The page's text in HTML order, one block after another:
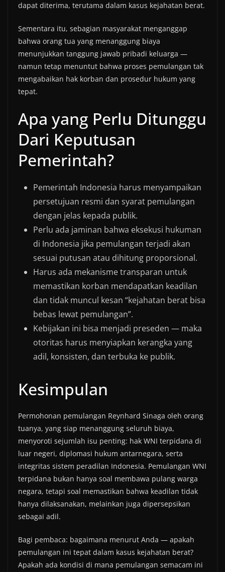
dapat diterima, terutama dalam kasus kejahatan berat.
Sementara itu, sebagian masyarakat menganggap
bahwa orang tua yang menanggung biaya
menunjukkan tanggung jawab pribadi keluarga —
namun tetap menuntut bahwa proses pemulangan tak
mengabaikan hak korban dan prosedur hukum yang
tepat.
Apa yang Perlu Ditunggu
Dari Keputusan
Pemerintah?
Pemerintah Indonesia harus menyampaikan
persetujuan resmi dan syarat pemulangan
dengan jelas kepada publik.
Perlu ada jaminan bahwa eksekusi hukuman
di Indonesia jika pemulangan terjadi akan
sesuai putusan atau dihitung proporsional.
Harus ada mekanisme transparan untuk
memastikan korban mendapatkan keadilan
dan tidak muncul kesan “kejahatan berat bisa
bebas lewat pemulangan”.
Kebijakan ini bisa menjadi preseden — maka
otoritas harus menyiapkan kerangka yang
adil, konsisten, dan terbuka ke publik.
Kesimpulan
Permohonan pemulangan Reynhard Sinaga oleh orang
tuanya, yang siap menanggung seluruh biaya,
menyoroti sejumlah isu penting: hak WNI terpidana di
luar negeri, diplomasi hukum antarnegara, serta
integritas sistem peradilan Indonesia. Pemulangan WNI
terpidana bukan hanya soal membawa pulang warga
negara, tetapi soal memastikan bahwa keadilan tidak
hanya dilaksanakan, melainkan juga dipersepsikan
sebagai adil.
Bagi pembaca: bagaimana menurut Anda — apakah
pemulangan ini tepat dalam kasus kejahatan berat?
Apakah ada kondisi di mana pemulangan semacam ini